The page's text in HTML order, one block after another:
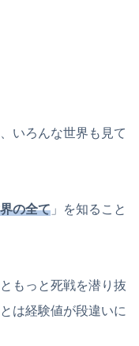
いろんな世界も見て
の全て 」を知ること
もっと死戦を潜り抜
は経験値が段違いに